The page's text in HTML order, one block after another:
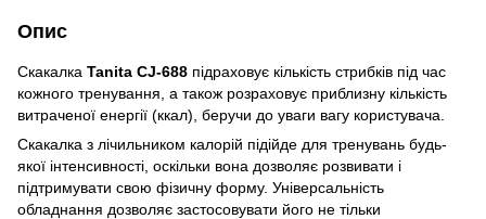
Опис
Скакалка Tanita CJ-688 підраховує кількість стрибків під час
кожного тренування, а також розраховує приблизну кількість
витраченої енергії (ккал), беручи до уваги вагу користувача.
Скакалка з лічильником калорій підійде для тренувань будь-
якої інтенсивності, оскільки вона дозволяє розвивати і
підтримувати свою фізичну форму. Універсальність
обладнання дозволяє застосовувати його не тільки